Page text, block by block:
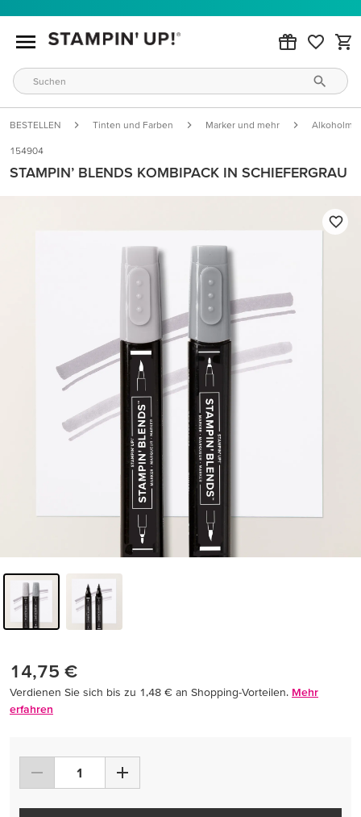
BESTELLEN Tinten und Farben Marker und mehr
154904
STAMPIN’ BLENDS KOMBIPACK IN SCHIEFERGRAU
14,75 €
Verdienen Sie sich bis zu 1,48 € an Shopping-Vorteilen. Mehr
erfahren